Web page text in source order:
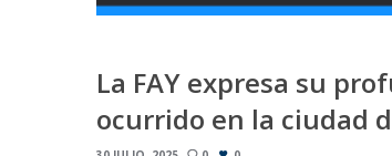
La FAY expresa su
ocurrido en la ciudad